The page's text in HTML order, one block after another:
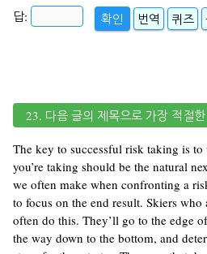
답: 확인 번역 퀴즈
23. 다음 글의 제목으로 가장 적절
The key to successful risk taking is to
you’re taking should be the natural
we often make when confronting a
to focus on the end result. Skiers who
often do this. They’ll go to the edge
the way down to the bottom, and